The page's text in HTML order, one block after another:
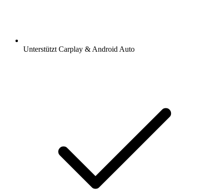
Unterstützt Carplay & Android Auto